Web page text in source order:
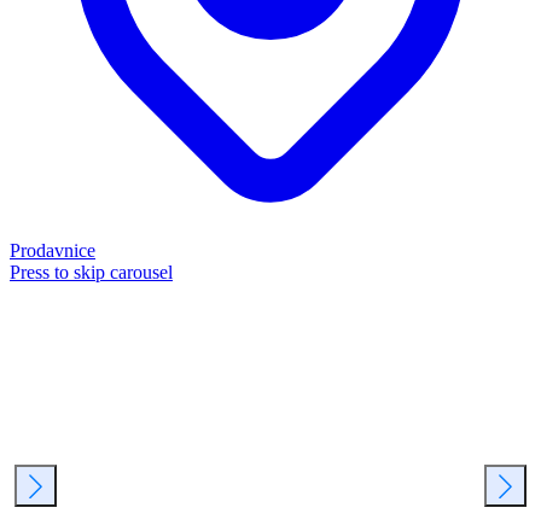
Prodavnice
Press to skip carousel